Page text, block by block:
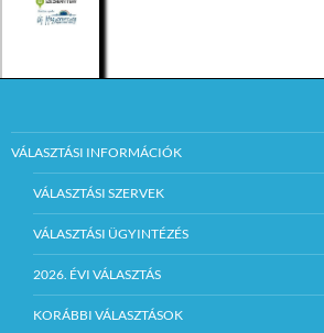
VÁLASZTÁSI INFORMÁCIÓK
VÁLASZTÁSI SZERVEK
VÁLASZTÁSI ÜGYINTÉZÉS
2026. ÉVI VÁLASZTÁS
KORÁBBI VÁLASZTÁSOK